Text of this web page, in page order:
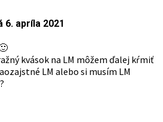
6. apríla 2021
kvások na LM môžem ďalej kŕmiť
LM alebo si musím LM